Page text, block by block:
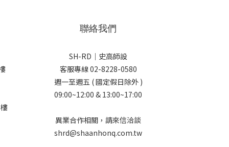
聯絡我們
SH-RD｜史高師設
客服專線 02-8228-0580
週一至週五 ( 國定假日除外 )
09:00~12:00 & 13:00~17:00
異業合作相關，請來信洽談
shrd@shaanhonq.com.tw